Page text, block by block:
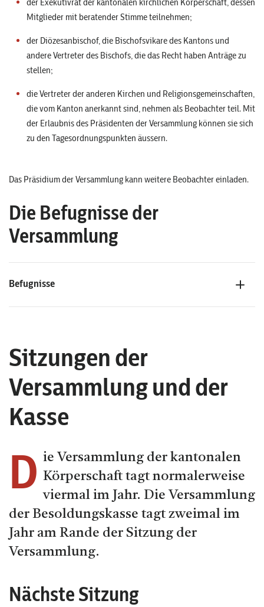
Mitglieder mit beratender Stimme teilnehmen;
der Diözesanbischof, die Bischofsvikare des Kantons und
andere Vertreter des Bischofs, die das Recht haben Anträge zu
stellen;
die Vertreter der anderen Kirchen und Religionsgemeinschaften,
die vom Kanton anerkannt sind, nehmen als Beobachter teil. Mit
der Erlaubnis des Präsidenten der Versammlung können sie sich
zu den Tagesordnungspunkten äussern.
Das Präsidium der Versammlung kann weitere Beobachter einladen.
Die Befugnisse der
Versammlung
Befugnisse
Sitzungen der
Versammlung und der
Kasse
D ie Versammlung der kantonalen
Körperschaft tagt normalerweise
viermal im Jahr. Die Versammlung
der Besoldungskasse tagt zweimal im
Jahr am Rande der Sitzung der
Versammlung.
Nächste Sitzung